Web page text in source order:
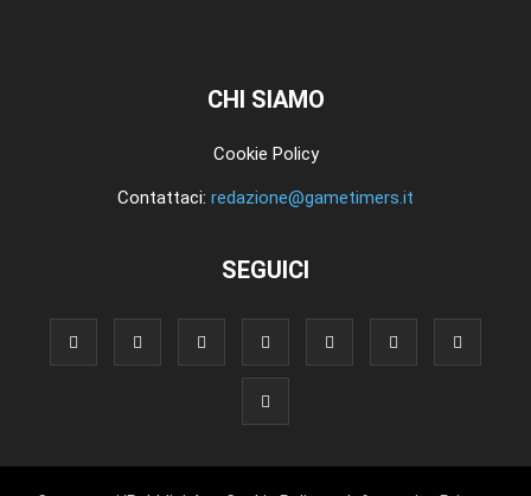
CHI SIAMO
Cookie Policy
Contattaci: redazione@gametimers.it
SEGUICI